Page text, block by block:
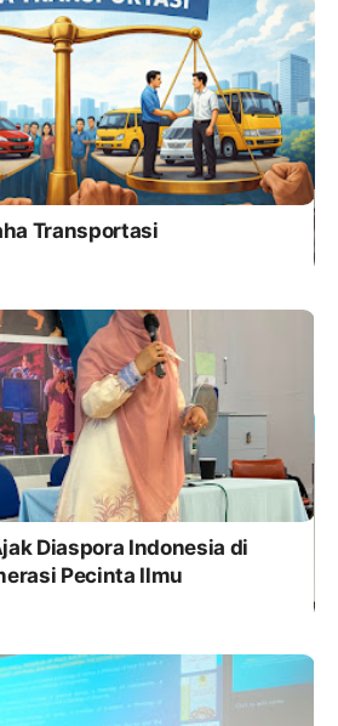
Transportasi
Diaspora Indonesia di
Pecinta Ilmu